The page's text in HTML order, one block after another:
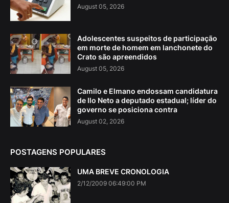
August 05, 2026
Adolescentes suspeitos de participação
em morte de homem em lanchonete do
Crato são apreendidos
August 05, 2026
Camilo e Elmano endossam candidatura
de Ilo Neto a deputado estadual; líder do
governo se posiciona contra
August 02, 2026
POSTAGENS POPULARES
UMA BREVE CRONOLOGIA
2/12/2009 06:49:00 PM